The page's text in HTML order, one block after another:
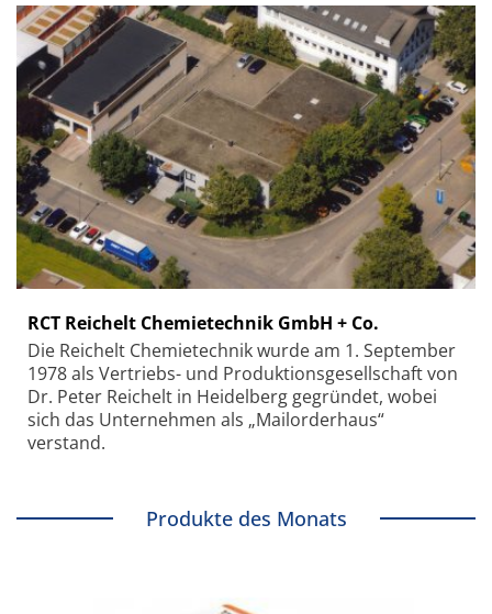
RCT Reichelt Chemietechnik GmbH + Co.
Die Reichelt Chemietechnik wurde am 1. September
1978 als Vertriebs- und Produktionsgesellschaft von
Dr. Peter Reichelt in Heidelberg gegründet, wobei
sich das Unternehmen als „Mailorderhaus“
verstand.
Produkte des Monats